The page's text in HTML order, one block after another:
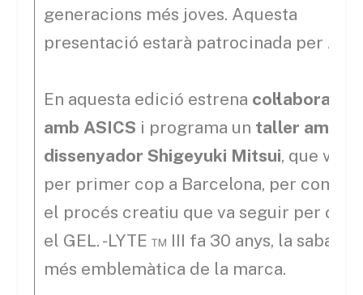
generacions més joves. Aquesta
presentació estarà patrocinada per
En aquesta edició estrena col·laboració
amb ASICS i programa un taller amb el
dissenyador Shigeyuki Mitsui, que
per primer cop a Barcelona, per
el procés creatiu que va seguir per
el GEL. -LYTE ™ III fa 30 anys, la
més emblemàtica de la marca.